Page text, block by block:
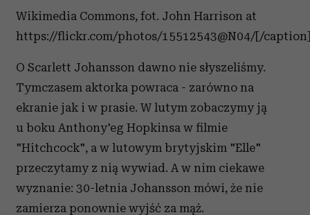
Wikimedia Commons, fot. John Harrison at
https://flickr.com/photos/15512543@N04/[/caption]
O Scarlett Johansson dawno nie słyszeliśmy.
Tymczasem aktorka powraca - zarówno na
ekranie jak i w prasie. W lutym zobaczymy ją
u boku Anthony'eg Hopkinsa w filmie
"Hitchcock", a w lutowym brytyjskim "Elle"
przeczytamy z nią wywiad. A w nim ciekawe
wyznanie: 30-letnia Johansson mówi, że nie
zamierza ponownie wyjść za mąż.